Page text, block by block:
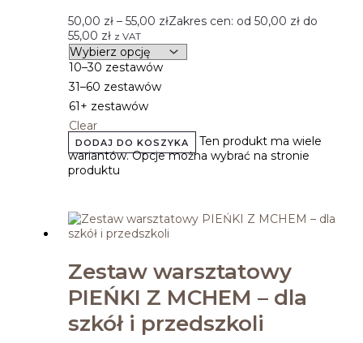
50,00 zł – 55,00 złZakres cen: od 50,00 zł do
55,00 zł z VAT
10–30 zestawów
31–60 zestawów
61+ zestawów
Clear
DODAJ DO KOSZYKA
Ten produkt ma wiele
wariantów. Opcje można wybrać na stronie
produktu
Zestaw warsztatowy
PIEŃKI Z MCHEM – dla
szkół i przedszkoli